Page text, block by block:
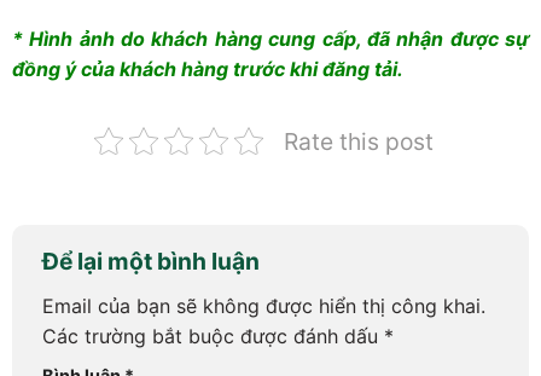
* Hình ảnh do khách hàng cung cấp, đã nhận được sự
đồng ý của khách hàng trước khi đăng tải.
Rate this post
Để lại một bình luận
Email của bạn sẽ không được hiển thị công khai.
Các trường bắt buộc được đánh dấu *